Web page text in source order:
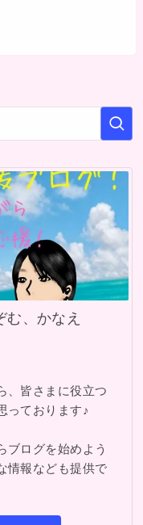
む、かなえ
、皆さまに役立つ
っております♪
ブログを始めよう
情報なども提供で